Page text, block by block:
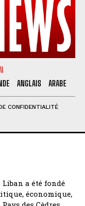
ANGLAIS ARABE
CONFIDENTIALITÉ
a été fondé
économique,